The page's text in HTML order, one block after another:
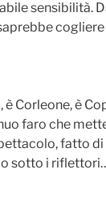
sensibilità.
cogliere
Corleone, è
faro che
fatto
sotto i